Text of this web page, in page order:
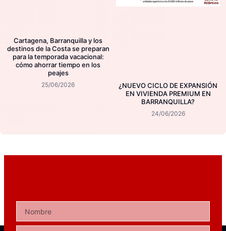
Cartagena, Barranquilla y los
destinos de la Costa se preparan
para la temporada vacacional:
cómo ahorrar tiempo en los
peajes
25/06/2026
¿NUEVO CICLO DE EXPANSIÓN
EN VIVIENDA PREMIUM EN
BARRANQUILLA?
24/06/2026